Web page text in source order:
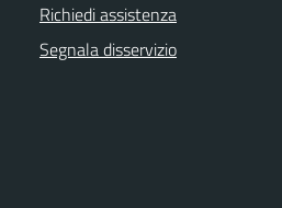
Richiedi assistenza
Segnala disservizio